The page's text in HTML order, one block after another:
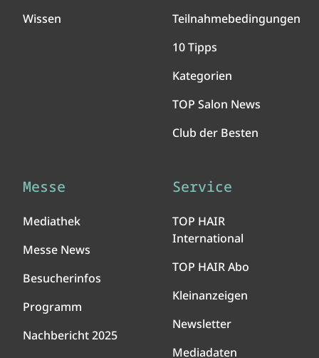
Wissen
Teilnahmebedingungen
10 Tipps
Kategorien
TOP Salon News
Club der Besten
Messe
Mediathek
Messe News
Besucherinfos
Programm
Nachbericht 2025
Service
TOP HAIR
International
TOP HAIR Abo
Kleinanzeigen
Newsletter
Mediadaten